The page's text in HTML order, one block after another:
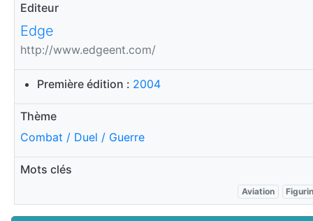
Editeur
Edge
http://www.edgeent.com/
Première édition : 2004
Thème
Combat / Duel / Guerre
Mots clés
Aviation